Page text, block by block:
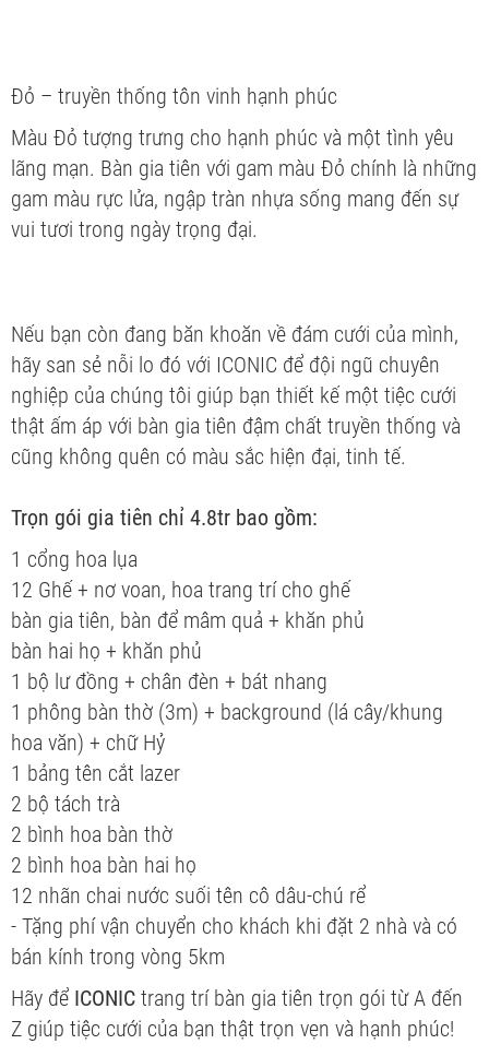
Đỏ – truyền thống tôn vinh hạnh phúc
Màu Đỏ tượng trưng cho hạnh phúc và một tình yêu
lãng mạn. Bàn gia tiên với gam màu Đỏ chính là những
gam màu rực lửa, ngập tràn nhựa sống mang đến sự
vui tươi trong ngày trọng đại.
Nếu bạn còn đang băn khoăn về đám cưới của mình,
hãy san sẻ nỗi lo đó với ICONIC để đội ngũ chuyên
nghiệp của chúng tôi giúp bạn thiết kế một tiệc cưới
thật ấm áp với bàn gia tiên đậm chất truyền thống và
cũng không quên có màu sắc hiện đại, tinh tế.
Trọn gói gia tiên chỉ 4.8tr bao gồm:
1 cổng hoa lụa
12 Ghế + nơ voan, hoa trang trí cho ghế
bàn gia tiên, bàn để mâm quả + khăn phủ
bàn hai họ + khăn phủ
1 bộ lư đồng + chân đèn + bát nhang
1 phông bàn thờ (3m) + background (lá cây/khung
hoa văn) + chữ Hỷ
1 bảng tên cắt lazer
2 bộ tách trà
2 bình hoa bàn thờ
2 bình hoa bàn hai họ
12 nhãn chai nước suối tên cô dâu-chú rể
- Tặng phí vận chuyển cho khách khi đặt 2 nhà và có
bán kính trong vòng 5km
Hãy để ICONIC trang trí bàn gia tiên trọn gói từ A đến
Z giúp tiệc cưới của bạn thật trọn vẹn và hạnh phúc!